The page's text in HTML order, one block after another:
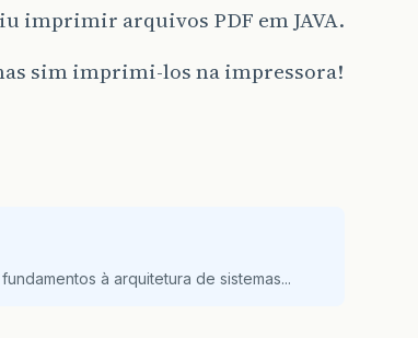
imprimir arquivos PDF em JAVA.
sim imprimi-los na impressora!
à arquitetura de sistemas...